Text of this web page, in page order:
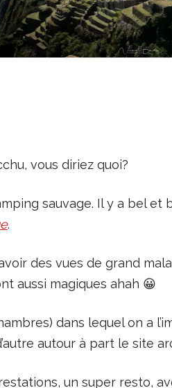
vous diriez quoi?
sauvage. Il y a bel et
.
des vues de grand
aussi magiques ahah 😀
dans lequel on a
autour à part le site
un super resto,